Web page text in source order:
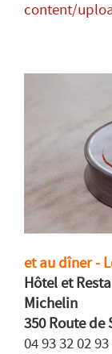
content/
et au dîner -
Hôtel et
Michelin
350 Route de
04 93 32 02 93